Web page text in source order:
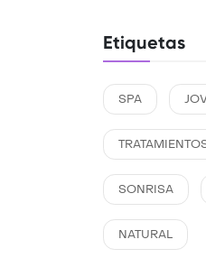
Etiquetas
SPA
SONRISA
NATURAL